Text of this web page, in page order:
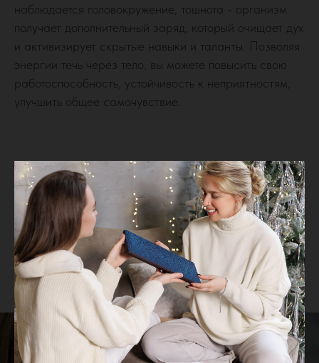
наблюдается головокружение, тошнота - организм
получает дополнительный заряд, который очищает дух
и активизирует скрытые навыки и таланты. Позволяя
энергии течь через тело, вы можете повысить свою
работоспособность, устойчивость к неприятностям,
улучшить общее самочувствие.
ВАМ ТАКЖЕ МОЖЕТ БЫТЬ ПОЛЕЗНО!
Музыка для гвоздестояния
Читать в статье...